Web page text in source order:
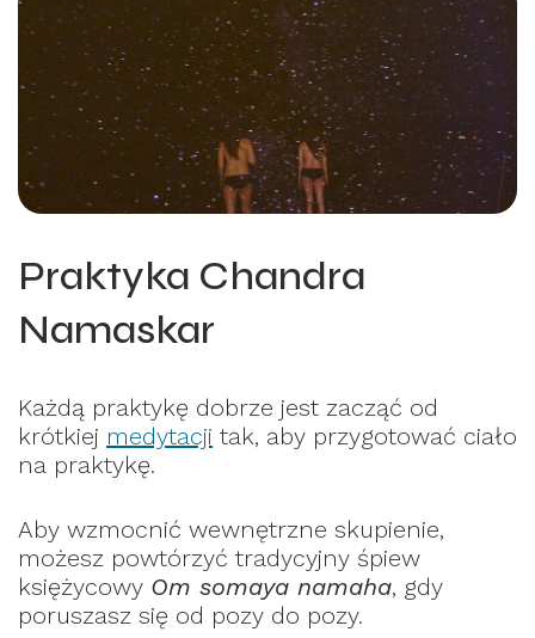
Praktyka Chandra
Namaskar
Każdą praktykę dobrze jest zacząć od
krótkiej medytacji tak, aby przygotować ciało
na praktykę.
Aby wzmocnić wewnętrzne skupienie,
możesz powtórzyć tradycyjny śpiew
księżycowy Om somaya namaha, gdy
poruszasz się od pozy do pozy.